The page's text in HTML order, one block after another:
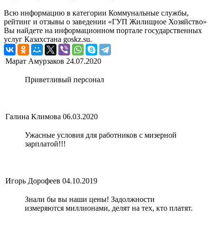
Всю информацию в категории Коммунальные службы,
рейтинг и отзывы о заведении «ГУП Жилищное Хозяйство»
Вы найдете на информационном портале государственных
услуг Казахстана goskz.su.
Марат Амурзаков 24.07.2020
Приветливый персонал
Галина Климова 06.03.2020
Ужасные условия для работников с мизерной
зарплатой!!!
Игорь Дорофеев 04.10.2019
Знали бы вы наши цены! Задолжности
измеряются миллионами, делят на тех, кто платят.